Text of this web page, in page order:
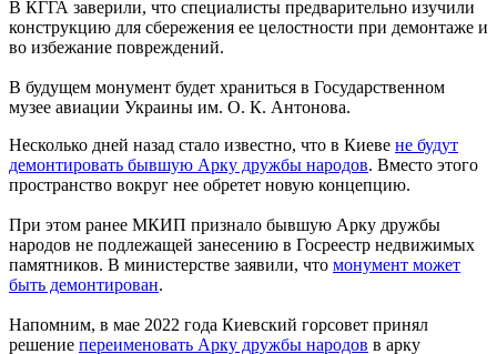
В КГГА заверили, что специалисты предварительно изучили
конструкцию для сбережения ее целостности при демонтаже и
во избежание повреждений.
В будущем монумент будет храниться в Государственном
музее авиации Украины им. О. К. Антонова.
Несколько дней назад стало известно, что в Киеве не будут
демонтировать бывшую Арку дружбы народов. Вместо этого
пространство вокруг нее обретет новую концепцию.
При этом ранее МКИП признало бывшую Арку дружбы
народов не подлежащей занесению в Госреестр недвижимых
памятников. В министерстве заявили, что монумент может
быть демонтирован.
Напомним, в мае 2022 года Киевский горсовет принял
решение переименовать Арку дружбы народов в арку